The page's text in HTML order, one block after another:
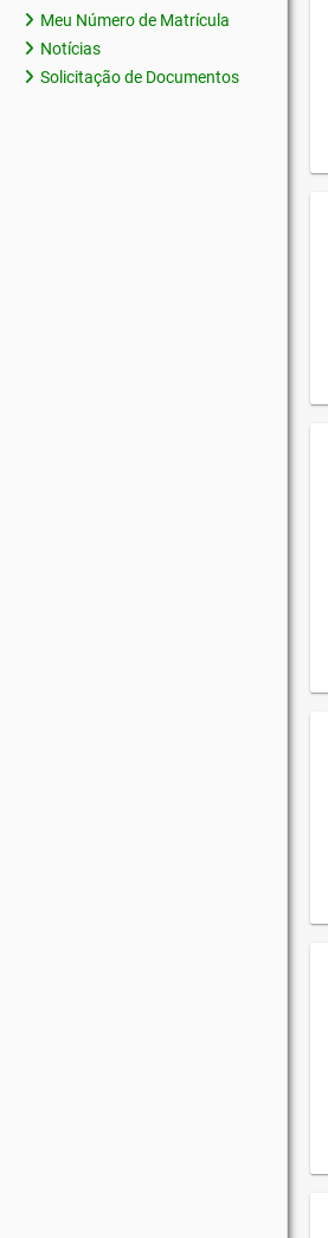
Meu Número de Matrícula
Notícias
Solicitação de Documentos